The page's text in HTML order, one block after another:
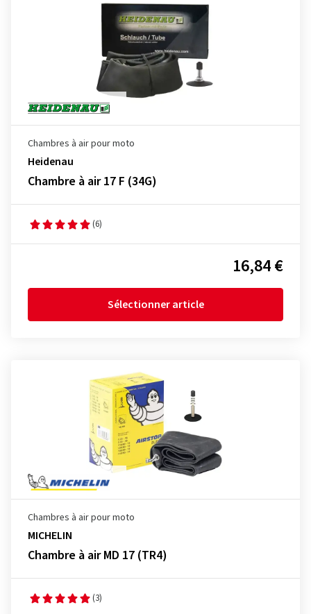
Chambres à air pour moto
Heidenau
Chambre à air 17 F (34G)
(6)
16,84 €
Sélectionner article
Chambres à air pour moto
MICHELIN
Chambre à air MD 17 (TR4)
(3)